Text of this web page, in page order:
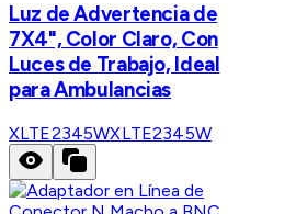
Luz de Advertencia de
7X4", Color Claro, Con
Luces de Trabajo, Ideal
para Ambulancias
XLTE2345WXLTE2345W